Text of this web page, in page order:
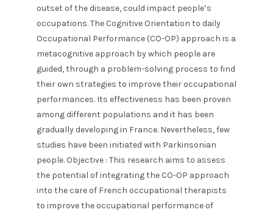
outset of the disease, could impact people’s
occupations. The Cognitive Orientation to daily
Occupational Performance (CO-OP) approach is a
metacognitive approach by which people are
guided, through a problem-solving process to find
their own strategies to improve their occupational
performances. Its effectiveness has been proven
among different populations and it has been
gradually developing in France. Nevertheless, few
studies have been initiated with Parkinsonian
people. Objective : This research aims to assess
the potential of integrating the CO-OP approach
into the care of French occupational therapists
to improve the occupational performance of